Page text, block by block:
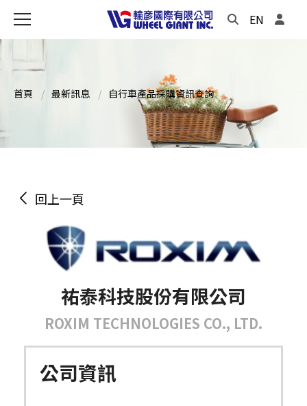
EN
首頁 最新訊息 自行車產品採購資訊查詢
回上一頁
祐泰科技股份有限公司
ROXIM TECHNOLOGIES CO., LTD.
公司資訊